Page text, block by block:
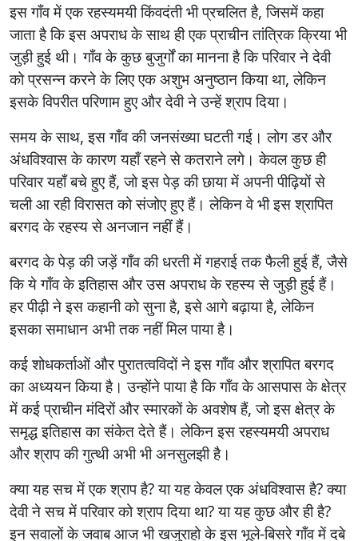
इस गाँव में एक रहस्यमयी किंवदंती भी प्रचलित है, जिसमें कहा
जाता है कि इस अपराध के साथ ही एक प्राचीन तांत्रिक क्रिया भी
जुड़ी हुई थी। गाँव के कुछ बुजुर्गों का मानना है कि परिवार ने देवी
को प्रसन्न करने के लिए एक अशुभ अनुष्ठान किया था, लेकिन
इसके विपरीत परिणाम हुए और देवी ने उन्हें श्राप दिया।
समय के साथ, इस गाँव की जनसंख्या घटती गई। लोग डर और
अंधविश्वास के कारण यहाँ रहने से कतराने लगे। केवल कुछ ही
परिवार यहाँ बचे हुए हैं, जो इस पेड़ की छाया में अपनी पीढ़ियों से
चली आ रही विरासत को संजोए हुए हैं। लेकिन वे भी इस श्रापित
बरगद के रहस्य से अनजान नहीं हैं।
बरगद के पेड़ की जड़ें गाँव की धरती में गहराई तक फैली हुई हैं, जैसे
कि ये गाँव के इतिहास और उस अपराध के रहस्य से जुड़ी हुई हैं।
हर पीढ़ी ने इस कहानी को सुना है, इसे आगे बढ़ाया है, लेकिन
इसका समाधान अभी तक नहीं मिल पाया है।
कई शोधकर्ताओं और पुरातत्वविदों ने इस गाँव और श्रापित बरगद
का अध्ययन किया है। उन्होंने पाया है कि गाँव के आसपास के क्षेत्र
में कई प्राचीन मंदिरों और स्मारकों के अवशेष हैं, जो इस क्षेत्र के
समृद्ध इतिहास का संकेत देते हैं। लेकिन इस रहस्यमयी अपराध
और श्राप की गुत्थी अभी भी अनसुलझी है।
क्या यह सच में एक श्राप है? या यह केवल एक अंधविश्वास है? क्या
देवी ने सच में परिवार को श्राप दिया था? या यह कुछ और ही है?
इन सवालों के जवाब आज भी खजुराहो के इस भूले-बिसरे गाँव में दबे